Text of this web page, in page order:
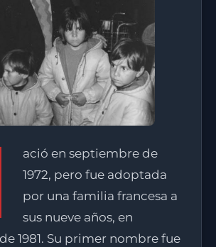
ació en septiembre de
1972, pero fue adoptada
por una familia francesa a
sus nueve años, en
1981. Su primer nombre fue